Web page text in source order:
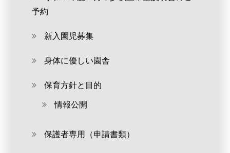
予約
新入園児募集
身体に優しい園舎
保育方針と目的
情報公開
保護者専用（申請書類）